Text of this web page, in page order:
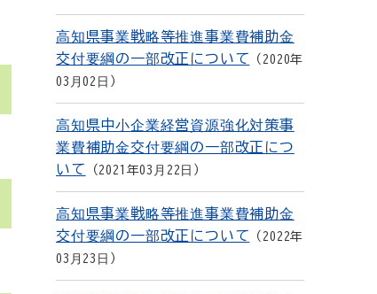
高知県事業戦略等推進事業費補助金
交付要綱の一部改正について
2020年
03月02日
高知県中小企業経営資源強化対策事
業費補助金交付要綱の一部改正につ
いて
2021年03月22日
高知県事業戦略等推進事業費補助金
交付要綱の一部改正について
2022年
03月23日